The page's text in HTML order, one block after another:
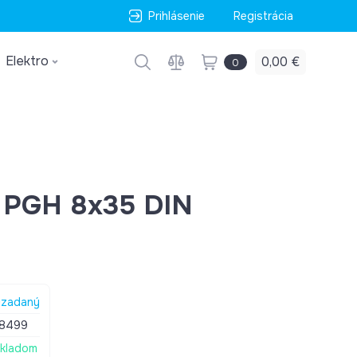
Prihlásenie Registrácia
Elektro 0 0,00 €
8x35 DIN